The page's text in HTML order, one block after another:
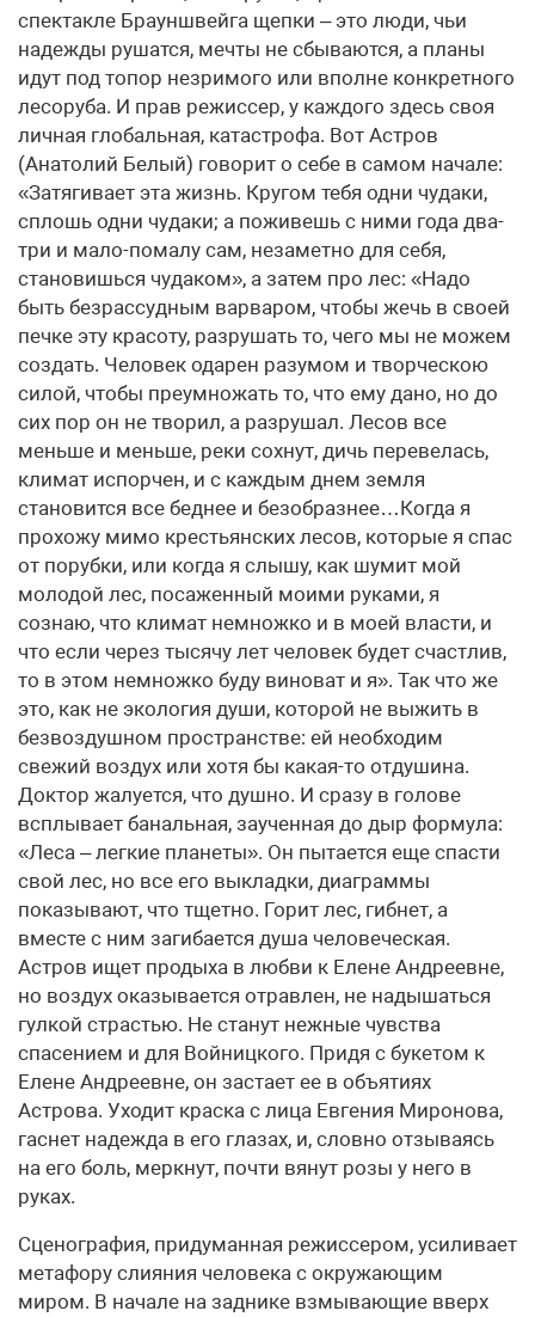
спектакле Брауншвейга щепки – это люди, чьи
надежды рушатся, мечты не сбываются, а планы
идут под топор незримого или вполне конкретного
лесоруба. И прав режиссер, у каждого здесь своя
личная глобальная, катастрофа. Вот Астров
(Анатолий Белый) говорит о себе в самом начале:
«Затягивает эта жизнь. Кругом тебя одни чудаки,
сплошь одни чудаки; а поживешь с ними года два-
три и мало-помалу сам, незаметно для себя,
становишься чудаком», а затем про лес: «Надо
быть безрассудным варваром, чтобы жечь в своей
печке эту красоту, разрушать то, чего мы не можем
создать. Человек одарен разумом и творческою
силой, чтобы преумножать то, что ему дано, но до
сих пор он не творил, а разрушал. Лесов все
меньше и меньше, реки сохнут, дичь перевелась,
климат испорчен, и с каждым днем земля
становится все беднее и безобразнее…Когда я
прохожу мимо крестьянских лесов, которые я спас
от порубки, или когда я слышу, как шумит мой
молодой лес, посаженный моими руками, я
сознаю, что климат немножко и в моей власти, и
что если через тысячу лет человек будет счастлив,
то в этом немножко буду виноват и я». Так что же
это, как не экология души, которой не выжить в
безвоздушном пространстве: ей необходим
свежий воздух или хотя бы какая-то отдушина.
Доктор жалуется, что душно. И сразу в голове
всплывает банальная, заученная до дыр формула:
«Леса – легкие планеты». Он пытается еще спасти
свой лес, но все его выкладки, диаграммы
показывают, что тщетно. Горит лес, гибнет, а
вместе с ним загибается душа человеческая.
Астров ищет продыха в любви к Елене Андреевне,
но воздух оказывается отравлен, не надышаться
гулкой страстью. Не станут нежные чувства
спасением и для Войницкого. Придя с букетом к
Елене Андреевне, он застает ее в объятиях
Астрова. Уходит краска с лица Евгения Миронова,
гаснет надежда в его глазах, и, словно отзываясь
на его боль, меркнут, почти вянут розы у него в
руках.
Сценография, придуманная режиссером, усиливает
метафору слияния человека с окружающим
миром. В начале на заднике взмывающие вверх